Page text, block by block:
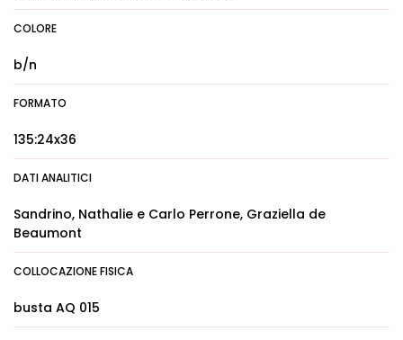
COLORE
b/n
FORMATO
135:24x36
DATI ANALITICI
Sandrino, Nathalie e Carlo Perrone, Graziella de
Beaumont
COLLOCAZIONE FISICA
busta AQ 015